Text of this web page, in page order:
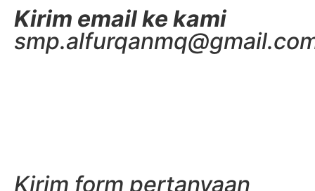
Kirim email ke kami
Kirim form pertanyaan